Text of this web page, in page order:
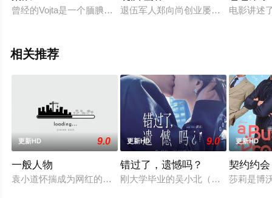
曾经的Vojta是一个腼腆的男孩，他脾气暴躁的父亲自己未能游
退伍军人郑向尚创业屡败，却执意要
电影讲述
相关推荐
更新HD 9.0
一般人物
袁小道怀揣成为网红的梦想创作短视频，并与周小乙等人组建了
更新HD 9.0
错过了，遗憾吗？
刚大学毕业的吴小北（庄达菲 饰）
更新HD
契约约会
莎莉是博